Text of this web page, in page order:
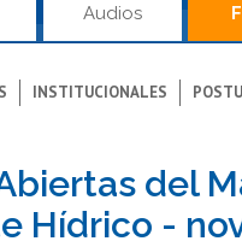
Audios
INSTITUCIONALES
del
Hídrico -